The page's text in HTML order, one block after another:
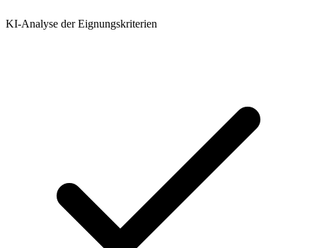
KI-Analyse der Eignungskriterien